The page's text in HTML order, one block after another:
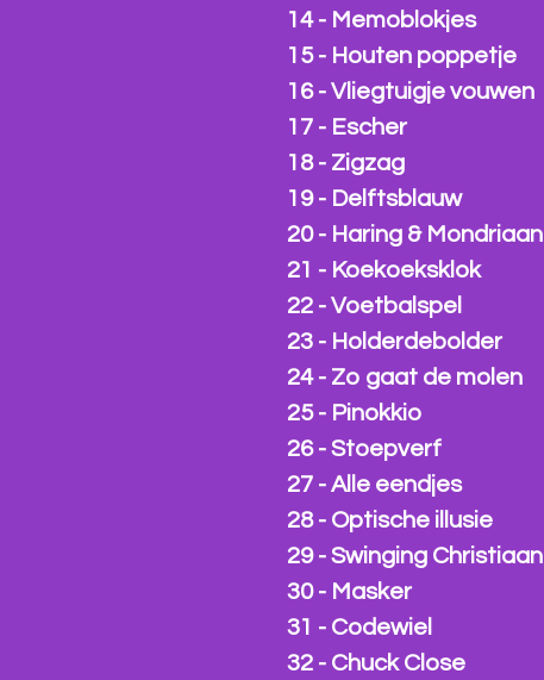
14 - Memoblokjes
15 - Houten poppetje
16 - Vliegtuigje vouwen
17 - Escher
18 - Zigzag
19 - Delftsblauw
20 - Haring & Mondriaan
21 - Koekoeksklok
22 - Voetbalspel
23 - Holderdebolder
24 - Zo gaat de molen
25 - Pinokkio
26 - Stoepverf
27 - Alle eendjes
28 - Optische illusie
29 - Swinging Christiaan
30 - Masker
31 - Codewiel
32 - Chuck Close